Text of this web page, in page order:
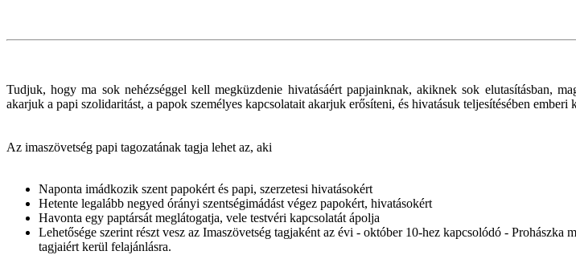
Tudjuk, hogy ma sok nehézséggel kell megküzdenie hivatásáért papjainknak, akiknek sok elutasításban,
akarjuk a papi szolidaritást, a papok személyes kapcsolatait akarjuk erősíteni, és hivatásuk teljesítésében
Az imaszövetség papi tagozatának tagja lehet az, aki
Naponta imádkozik szent papokért és papi, szerzetesi hivatásokért
Hetente legalább negyed órányi szentségimádást végez papokért, hivatásokért
Havonta egy paptársát meglátogatja, vele testvéri kapcsolatát ápolja
Lehetősége szerint részt vesz az Imaszövetség tagjaként az évi - október 10-hez kapcsolódó -
tagjaiért kerül felajánlásra.